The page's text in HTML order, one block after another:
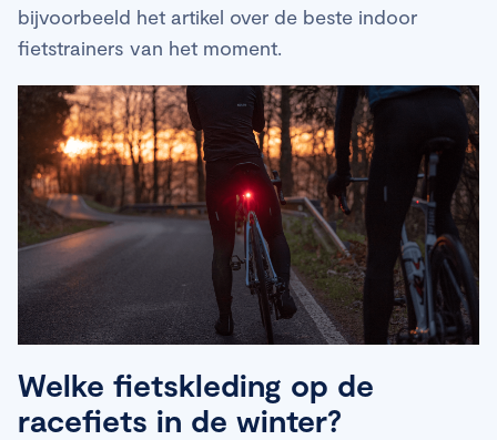
bijvoorbeeld het artikel over de beste indoor
fietstrainers van het moment.
Welke fietskleding op de
racefiets in de winter?